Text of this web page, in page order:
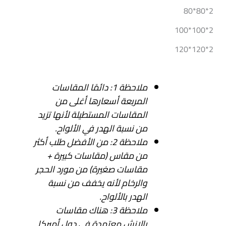
2*80*80
2*100*100
2*120*120
ملاحظة 1: دائمًا المقاسات
المربعة أسعارها أغلى من
المقاسات المستطيلة لأنها تزيد
من نسبة الهدر في الألواح.
ملاحظة 2: من الأفضل طلب أكثر
من مقاس (مقاسات كبيرة +
مقاسات صغيرة) من مورد الحجر
والرخام لأنه يخفف من نسبة
الهدر بالألواح.
ملاحظة 3: هناك مقاسات